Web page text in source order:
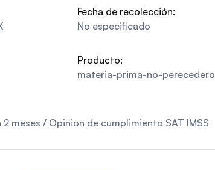
Fecha de recolección:
No especificado
Producto:
materia-prima-no-perecedero
meses / Opinion de cumplimiento SAT IMSS